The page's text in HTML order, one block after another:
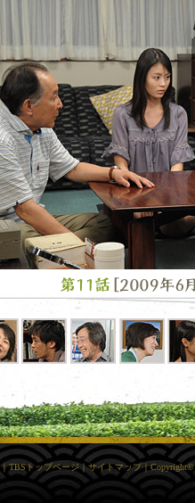
｜TBSトップページ｜サイトマップ｜Copyright©